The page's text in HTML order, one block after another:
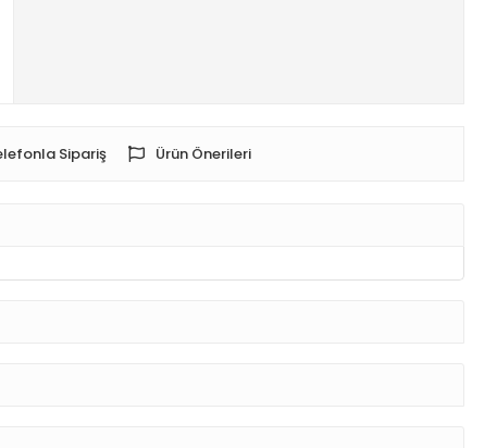
Sipariş Ürün Önerileri